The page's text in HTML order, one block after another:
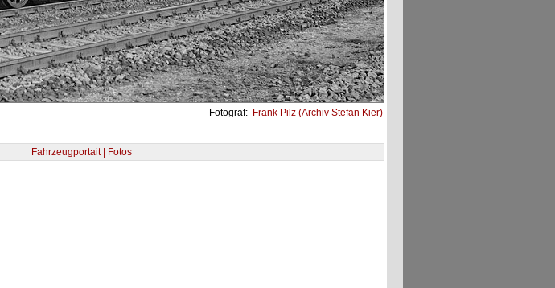
Fotograf: Frank Pilz (Archiv Stefan Kier)
Fahrzeugportait | Fotos